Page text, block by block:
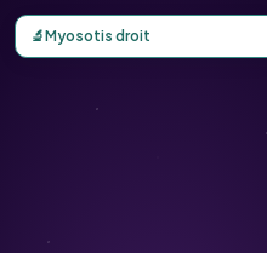
Carte d'observation du
🔬Myosotis droit